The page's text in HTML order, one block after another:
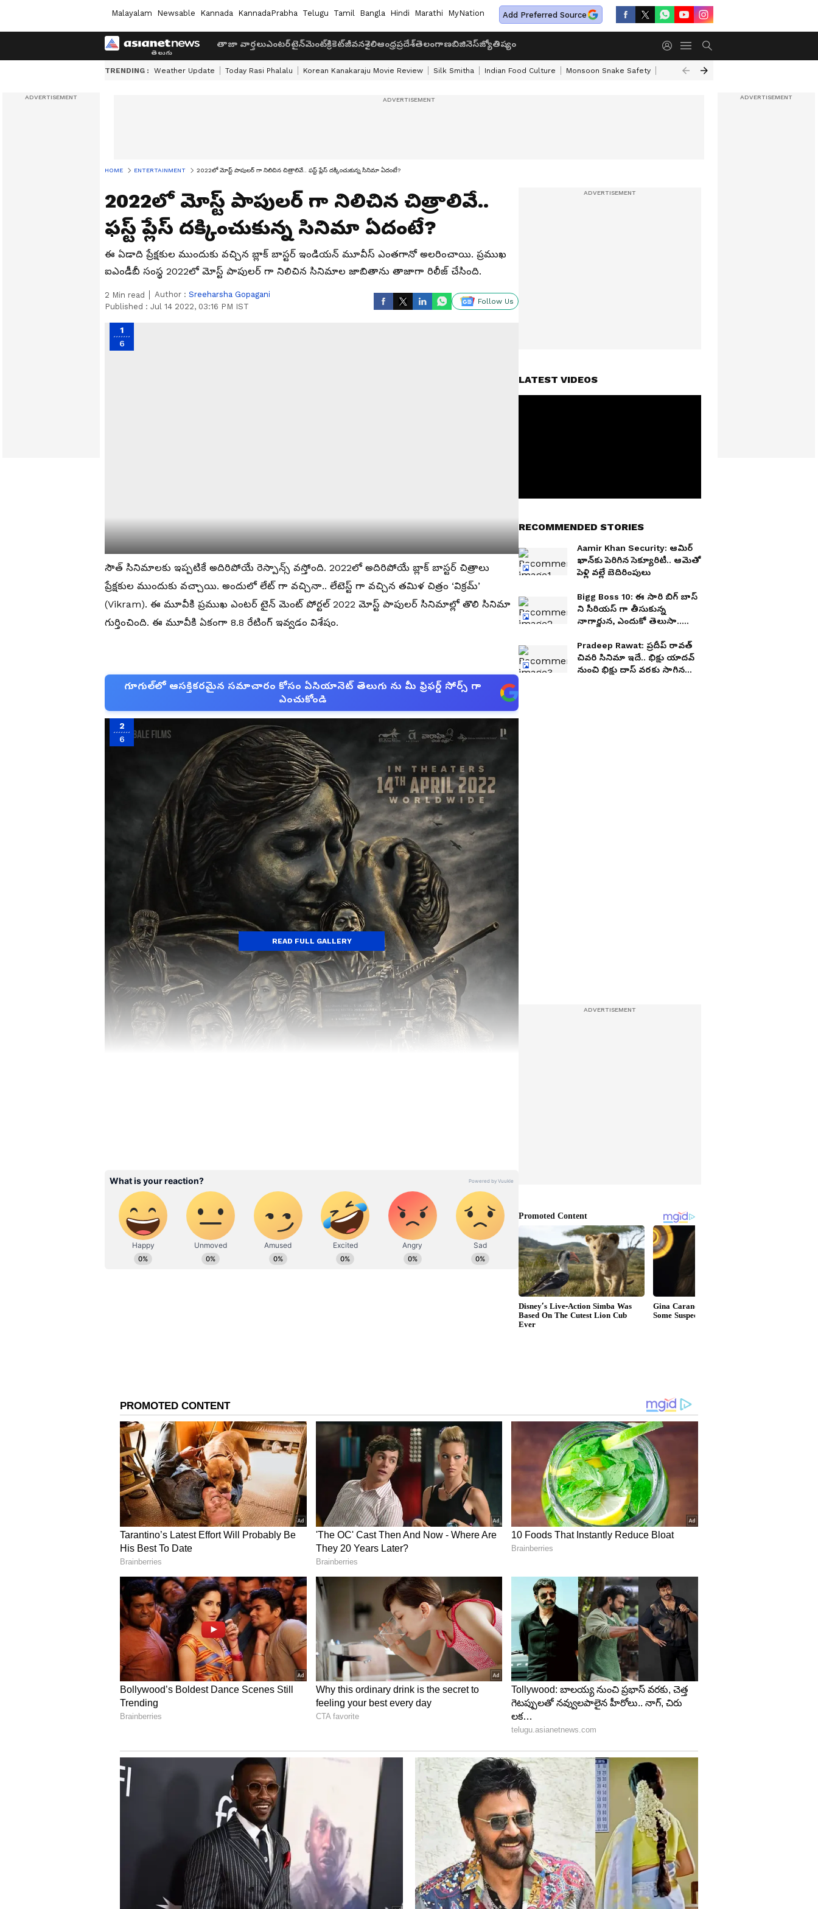
Malayalam Newsable Kannada KannadaPrabha Telugu Tamil Bangla Hindi Marathi MyNation Add Preferred Source
తాజా వార్తలుఎంటర్‌టైన్‌మెంట్క్రికెట్జీవనశైలిఆంధ్రప్రదేశ్తెలంగాణబిజినెస్జ్యోతిష్యం
TRENDING : Weather Update Today Rasi Phalalu Korean Kanakaraju Movie Review Silk Smitha Indian Food Culture Monsoon Snake Safety Akkineni Nageswara Rao
HOME ENTERTAINMENT 2022లో మోస్ట్ పాపులర్ గా నిలిచిన చిత్రాలివే.. ఫస్ట్ ప్లేస్ దక్కించుకున్న సినిమా ఏదంటే?
2022లో మోస్ట్ పాపులర్ గా నిలిచిన చిత్రాలివే..
ఫస్ట్ ప్లేస్ దక్కించుకున్న సినిమా ఏదంటే?
ఈ ఏడాది ప్రేక్షకుల ముందుకు వచ్చిన బ్లాక్ బాస్టర్ ఇండియన్ మూవీస్ ఎంతగానో అలరించాయి. ప్రముఖ
ఐఎండీబీ సంస్థ 2022లో మోస్ట్ పాపులర్ గా నిలిచిన సినిమాల జాబితాను తాజాగా రిలీజ్ చేసింది.
2 Min read Author : Sreeharsha Gopagani
Published : Jul 14 2022, 03:16 PM IST
Follow Us
1
6
సౌత్ సినిమాలకు ఇప్పటికే అదిరిపోయే రెస్పాన్స్ వస్తోంది. 2022లో అదిరిపోయే బ్లాక్ బాస్టర్ చిత్రాలు
ప్రేక్షకుల ముందుకు వచ్చాయి. అందులో లేట్ గా వచ్చినా.. లేటెస్ట్ గా వచ్చిన తమిళ చిత్రం ‘విక్రమ్’
(Vikram). ఈ మూవీకి ప్రముఖ ఎంటర్ టైన్ మెంట్ పోర్టల్ 2022 మోస్ట్ పాపులర్ సినిమాల్లో తొలి సినిమా
గుర్తించింది. ఈ మూవీకి ఏకంగా 8.8 రేటింగ్ ఇవ్వడం విశేషం.
గూగుల్‌లో ఆసక్తికరమైన సమాచారం కోసం ఏసియానెట్ తెలుగు ను మీ ఫ్రిఫర్డ్ సోర్స్ గా
ఎంచుకోండి
2
6
3
6
మారణకాండపై చిత్రీకరించిన ఈ సినిమాకు ఆడియెన్స్ నుంచి అనూహ్య స్పందన లభించింది. ఏకంగా పీఎం
నరేంద్రమోడీనే చిత్ర యూనిట్ ను అభినందించడం విశేషం. ఈ మూవీకి ఐఎండీబీ సంస్థ 8.3 రేటింగ్ ను
READ FULL GALLERY
LATEST VIDEOS
RECOMMENDED STORIES
Aamir Khan Security: ఆమిర్
ఖాన్‌కు పెరిగిన సెక్యూరిటీ.. ఆమెతో
పెళ్లి వల్లే బెదిరింపులు
Bigg Boss 10: ఈ సారి బిగ్ బాస్
ని సీరియస్ గా తీసుకున్న
నాగార్జున, ఎందుకో తెలుసా..
Pradeep Rawat: ప్రదీప్ రావత్
చివరి సినిమా ఇదే.. భిక్షు యాదవ్
నుంచి భిక్షు దాస్ వరకు సాగిన